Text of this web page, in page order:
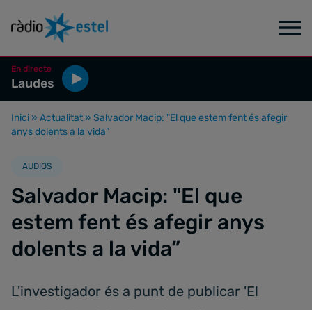
En directe
Laudes
Inici » Actualitat » Salvador Macip: "El que estem fent és afegir
anys dolents a la vida”
AUDIOS
Salvador Macip: "El que
estem fent és afegir anys
dolents a la vida”
L'investigador és a punt de publicar 'El